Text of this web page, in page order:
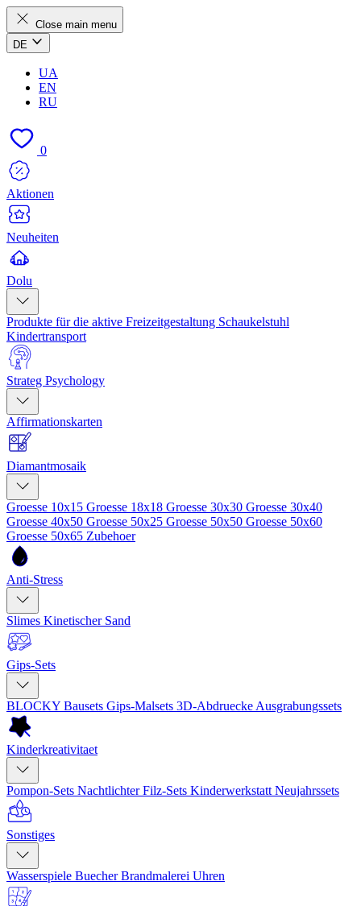
Close main menu
DE
UA
EN
RU
0
Aktionen
Neuheiten
Dolu
Produkte für die aktive Freizeitgestaltung Schaukelstuhl
Kindertransport
Strateg Psychology
Affirmationskarten
Diamantmosaik
Groesse 10x15 Groesse 18x18 Groesse 30x30 Groesse 30x40
Groesse 40x50 Groesse 50x25 Groesse 50x50 Groesse 50x60
Groesse 50x65 Zubehoer
Anti-Stress
Slimes Kinetischer Sand
Gips-Sets
BLOCKY Bausets Gips-Malsets 3D-Abdruecke Ausgrabungssets
Kinderkreativitaet
Pompon-Sets NachtlichterFilz-Sets Kinderwerkstatt Neujahrssets
Sonstiges
Wasserspiele BuecherBrandmalerei Uhren